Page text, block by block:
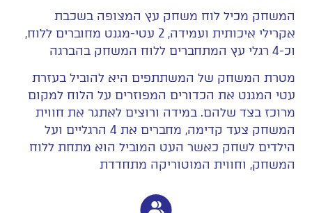
המשחק מכיל לוח משחק עץ המצופה בשכבת
אקרילי איכותית ועמידה, 2 עטי-מגנט מחוברים ללוח,
וכ-4 רגלי עץ המתחברים ללוח המשחק בהברגה
מטרת המשחק של המשתתפים היא להוביל בעזרת
עטי המגנט את הכדורים המפוזרים על הלוח למקום
מרוכז בצד שלהם. במידה ורוצים לאתגר את חווית
המשחק צעד קדימה, מחברים את 4 הרגליים ועל
הילדים לשחק כאשר העט המוביל הוא מתחת ללוח
המשחק, וחווית המוטוריקה מתחדדת